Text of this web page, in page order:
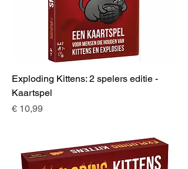
Exploding Kittens: 2 spelers editie -
Kaartspel
Prijs
€ 10,99